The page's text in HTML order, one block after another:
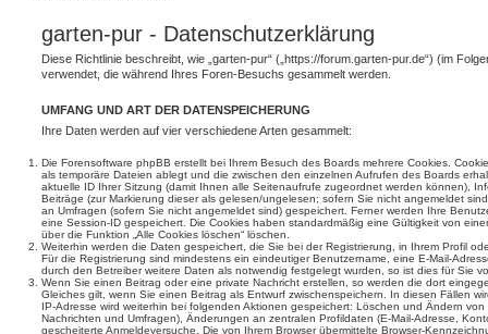
garten-pur - Datenschutzerklärung
Diese Richtlinie beschreibt, wie „garten-pur“ („https://forum.garten-pur.de“) (im
verwendet, die während Ihres Foren-Besuchs gesammelt werden.
UMFANG UND ART DER DATENSPEICHERUNG
Ihre Daten werden auf vier verschiedene Arten gesammelt:
Die Forensoftware phpBB erstellt bei Ihrem Besuch des Boards mehrere Cookies.
als temporäre Dateien ablegt und die zwischen den einzelnen Aufrufen des Boards
aktuelle ID Ihrer Sitzung (damit Ihnen alle Seitenaufrufe zugeordnet werden können),
Beiträge (zur Markierung dieser als gelesen/ungelesen; sofern Sie nicht angemeldet
an Umfragen (sofern Sie nicht angemeldet sind) gespeichert. Ferner werden Ihre
eine Session-ID gespeichert. Die Cookies haben standardmäßig eine Gültigkeit von
über die Funktion „Alle Cookies löschen“ löschen.
Weiterhin werden die Daten gespeichert, die Sie bei der Registrierung, in Ihrem Profil
Für die Registrierung sind mindestens ein eindeutiger Benutzername, eine E-Mail-
durch den Betreiber weitere Daten als notwendig festgelegt wurden, so ist dies für Sie
Wenn Sie einen Beitrag oder eine private Nachricht erstellen, so werden die dort
Gleiches gilt, wenn Sie einen Beitrag als Entwurf zwischenspeichern. In diesen Fällen
IP-Adresse wird weiterhin bei folgenden Aktionen gespeichert: Löschen und Ändern
Nachrichten und Umfragen), Änderungen an zentralen Profildaten (E-Mail-Adresse,
gescheiterte Anmeldeversuche. Die von Ihrem Browser übermittelte Browser-